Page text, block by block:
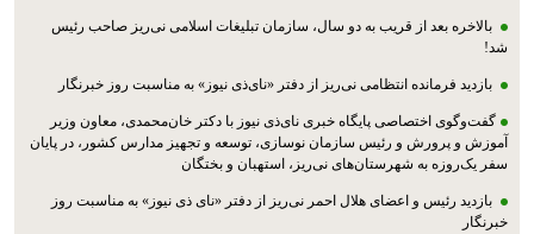
بالاخره بعد از قریب به دو سال، سازمان تبلیغات اسلامی نی‌ریز صاحب رئیس
شد!
بازدید فرمانده انتظامی نی‌ریز از دفتر «نای‌ذی نیوز» به مناسبت روز خبرنگار
گفت‌وگوی اختصاصی پایگاه خبری نای‌ذی نیوز با دکتر خان‌محمدی، معاون وزیر
آموزش و پرورش و رئیس سازمان نوسازی، توسعه و تجهیز مدارس کشور، در پایان
سفر یک‌روزه به شهرستان‌های نی‌ریز، استهبان و بختگان
بازدید رئیس و اعضای هلال احمر نی‌ریز از دفتر «نای ذی نیوز» به مناسبت روز
خبرنگار